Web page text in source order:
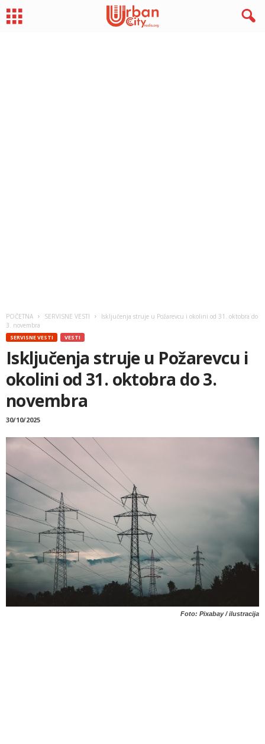
POČETNA SERVISNE VESTI
Isključenja struje u Požarevcu i okolini od 31. oktobra do
3. novembra
SERVISNE VESTI VESTI
Isključenja struje u Požarevcu i
okolini od 31. oktobra do 3.
novembra
30/10/2025
Foto: Pixabay / ilustracija